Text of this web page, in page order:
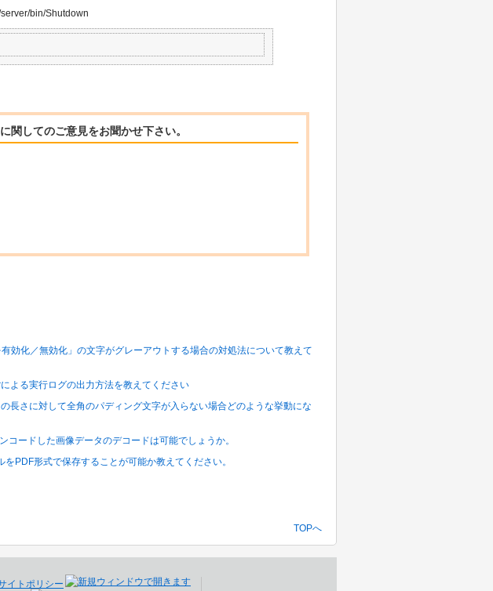
bin/Shutdown
関してのご意見をお聞かせ下さい。
効化／無効化」の文字がグレーアウトする場合の対処法について教えて
よる実行ログの出力方法を教えてください
長さに対して全角のパディング文字が入らない場合どのような挙動にな
コードした画像データのデコードは可能でしょうか。
PDF形式で保存することが可能か教えてください。
TOPへ
イトポリシー